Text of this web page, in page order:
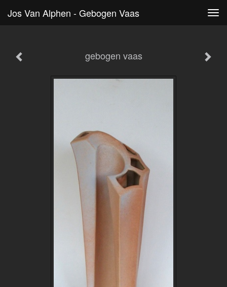
Jos Van Alphen - Gebogen Vaas
gebogen vaas